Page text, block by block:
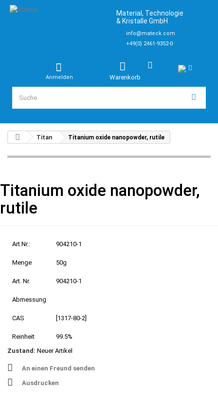
Material, Technologie
& Kristalle GmbH
info@mateck.com
+49(0) 2461-9352-0
Warenkorb
Anmelden
Titan Titanium oxide nanopowder, rutile
Titanium oxide nanopowder,
rutile
Art.Nr.: 904210-1
Menge 50g
Art. Nr. 904210-1
Abmessung
CAS [1317-80-2]
Reinheit
99.5%
Zustand: Neuer Artikel
An einen Freund senden
Ausdrucken